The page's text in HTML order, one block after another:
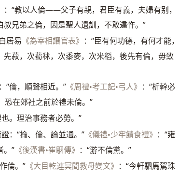
：“教以人倫——父子有親，君臣有義，夫婦有别，
叔兄弟之倫，因是聖人遺訓，不敢違忤。”
居易 《為宰相讓官表》
：“臣有何功德，有何才能，
先菽，次薥秫，次黍麥，次米稻，後先有倫，毋致
“倫，順聲相近。” 《周禮•考工記•弓人》
：“析幹必
恐在郊社之前於禮未倫。”
。理治事務者必勞。”
：“掄、倫、論並通。” 《儀禮•少牢饋食禮》
：“雍
。” 《後漢書•崔駰傳》
：“游不倫黨。”
倫。” 《大目乾連冥間救母變文》
：“今軒駟馬駕珠